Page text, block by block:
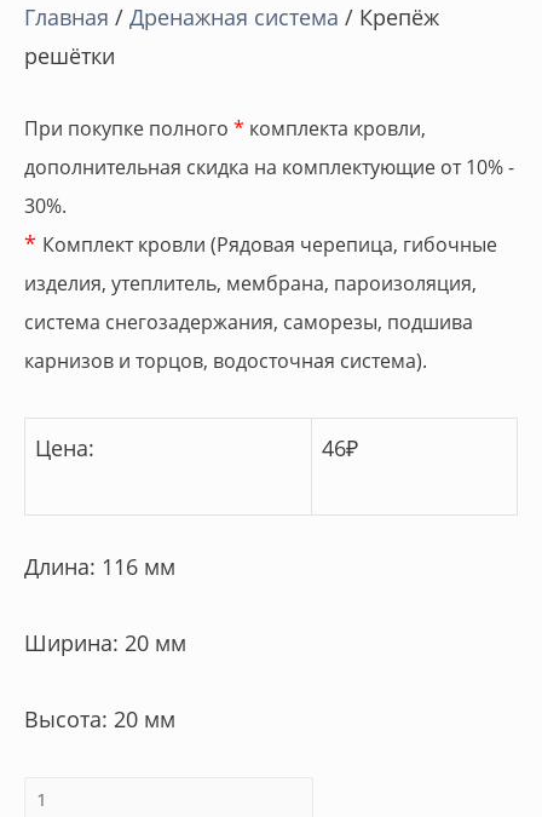
Главная / Дренажная система / Крепёж
решётки
При покупке полного * комплекта кровли,
дополнительная скидка на комплектующие от 10% -
30%.
* Комплект кровли (Рядовая черепица, гибочные
изделия, утеплитель, мембрана, пароизоляция,
система снегозадержания, саморезы, подшива
карнизов и торцов, водосточная система).
Цена: 46₽
Длина: 116 мм
Ширина: 20 мм
Высота: 20 мм
Количество